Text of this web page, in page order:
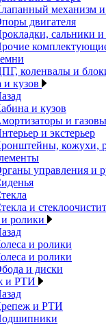
механизм
двигателя
сальники
коленвалы и
кузов
и кузов
и
и экстерьер
кожухи,
управления и
и
ролики
и ролики
и ролики
и диски
и РТИ
и РТИ